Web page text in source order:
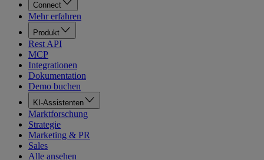
Connect
Mehr erfahren
Produkt
Rest API
MCP
Integrationen
Dokumentation
Demo buchen
KI-Assistenten
Marktforschung
Strategie
Marketing & PR
Sales
Alle ansehen